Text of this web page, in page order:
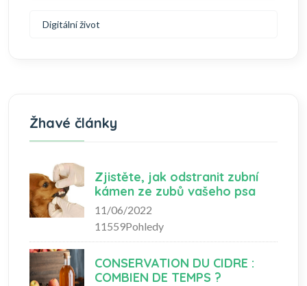
Digitální život
Žhavé články
Zjistěte, jak odstranit zubní
kámen ze zubů vašeho psa
11/06/2022
11559Pohledy
CONSERVATION DU CIDRE :
COMBIEN DE TEMPS ?